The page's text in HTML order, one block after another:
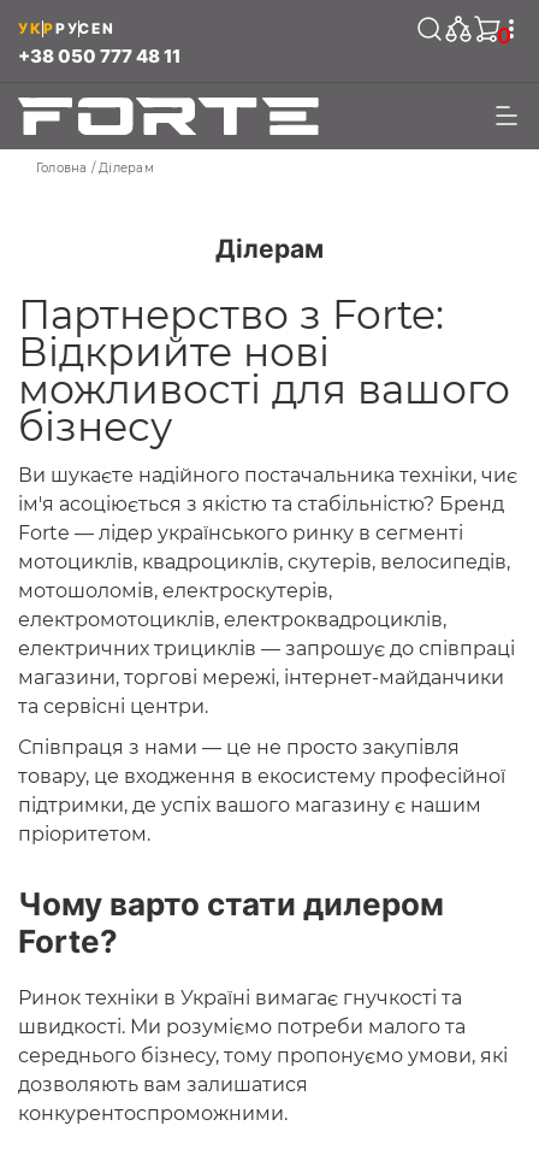
+38 050 777 48 11
УКРРУСEN 0
Головна Ділерам
Ділерам
Партнерство з Forte:
Відкрийте нові
можливості для вашого
бізнесу
Ви шукаєте надійного постачальника техніки, чиє
ім'я асоціюється з якістю та стабільністю? Бренд
Forte — лідер українського ринку в сегменті
мотоциклів, квадроциклів, скутерів, велосипедів,
мотошоломів, електроскутерів,
електромотоциклів, електроквадроциклів,
електричних трициклів — запрошує до співпраці
магазини, торгові мережі, інтернет-майданчики
та сервісні центри.
Співпраця з нами — це не просто закупівля
товару, це входження в екосистему професійної
підтримки, де успіх вашого магазину є нашим
пріоритетом.
Чому варто стати дилером
Forte?
Ринок техніки в Україні вимагає гнучкості та
швидкості. Ми розуміємо потреби малого та
середнього бізнесу, тому пропонуємо умови, які
дозволяють вам залишатися
конкурентоспроможними.